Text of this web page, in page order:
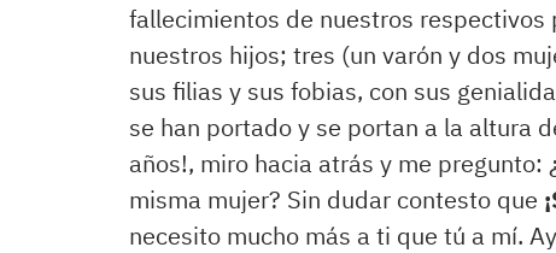
fallecimientos de nuestros
nuestros hijos; tres (un varón y dos
sus filias y sus fobias, con sus
se han portado y se portan a la altura
años!, miro hacia atrás y me pregunto:
misma mujer? Sin dudar contesto que
necesito mucho más a ti que tú a mí.